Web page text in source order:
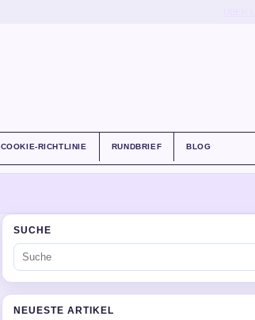
COOKIE-RICHTLINIE RUNDBRIEF BLOG
SUCHE
NEUESTE ARTIKEL